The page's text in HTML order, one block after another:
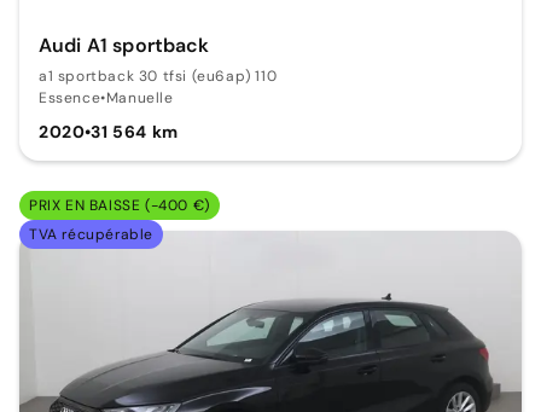
Audi A1 sportback
a1 sportback 30 tfsi (eu6ap) 110
Essence•Manuelle
2020•31 564 km
PRIX EN BAISSE (-400 €)
TVA récupérable